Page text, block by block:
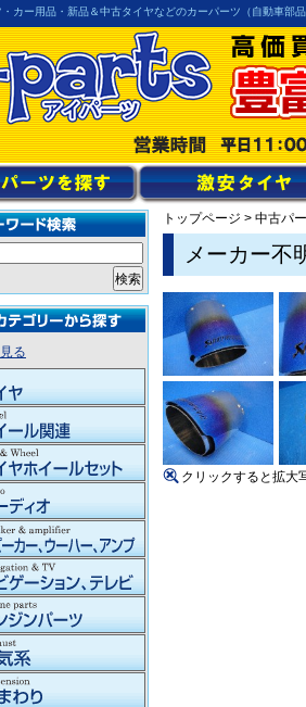
カー用品・新品＆中古タイヤなどのカーパーツ（自動車部
トップページ > 中古パ
メーカー不
クリックすると拡大
る